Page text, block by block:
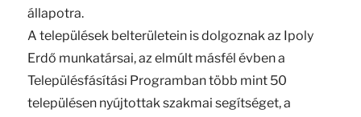
állapotra.
A települések belterületein is dolgoznak az Ipoly
Erdő munkatársai, az elmúlt másfél évben a
Településfásítási Programban több mint 50
településen nyújtottak szakmai segítséget, a